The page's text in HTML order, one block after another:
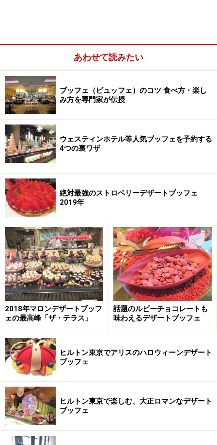
動物をテーマとしたデザートブッフェは非常に珍しいで
すが、猫好きの女性が多いことから持ち上がった企画で
あるということです。
ありそうでなかった猫とイチゴのデザートブッフェは、
どういった内容になっているのでしょうか。
パリにいる猫が主役
猫の足跡がプリントされたフロア
パリにいる猫たちが、おいしいイチゴを狙っているとい
う世界観を作り上げています。ブッフェ台のあちらこち
らには、全部で30匹ほどの猫が見かけられます。
フロアに猫の足跡がプリントされていたり、ブッフェ台
の上にエッフェル塔や蚤の市、ショーのステージが飾ら
れていたりと、小物類はいつも以上に多く、とても賑や
かです。
あわせて読みたい
ブッフェ（ビュッフェ）のコツ 食べ方・楽し
み方を専門家が伝授
ウェスティンホテル等人気ブッフェを予約する
4つの裏ワザ
絶対最強のストロベリーデザートブッフェ
2019年
2018年マロンデザートブッフ
ェの最高峰「ザ・テラス」
話題のルビーチョコレートも
味わえるデザートブッフェ
ヒルトン東京でアリスのハロウィーンデザート
ブッフェ
ヒルトン東京で楽しむ、大正ロマンなデザート
ブッフェ